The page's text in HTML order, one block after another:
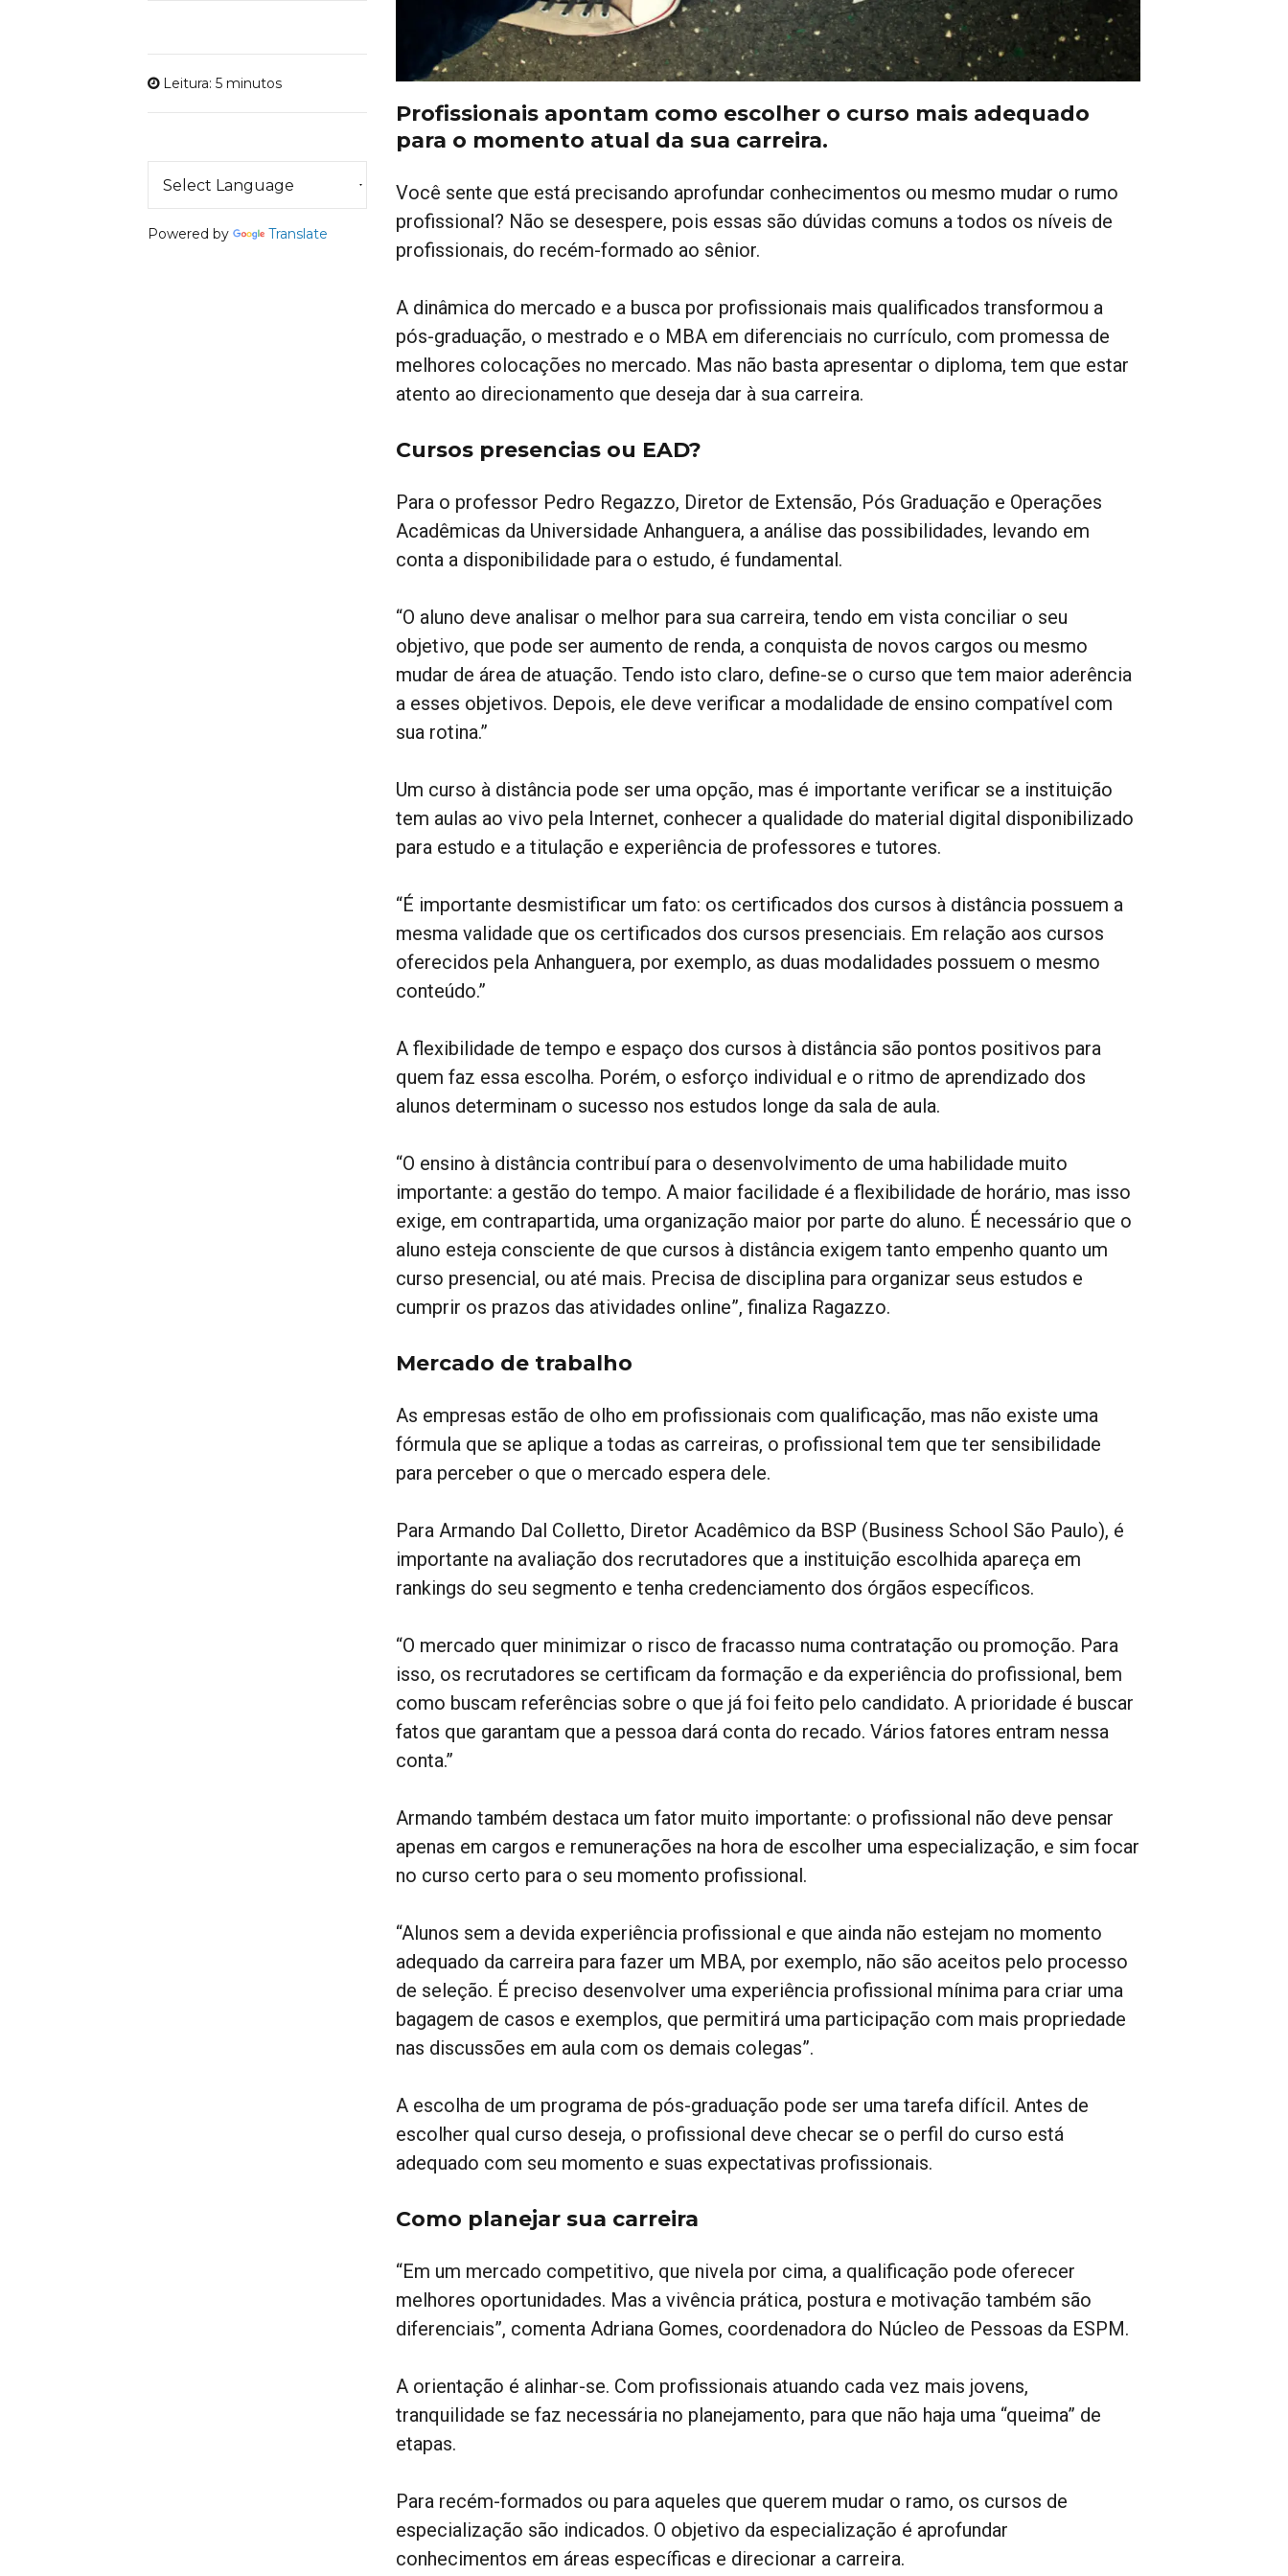
Leitura: 5 minutos
Powered by Translate
Profissionais apontam como escolher o curso mais adequado
para o momento atual da sua carreira.
Você sente que está precisando aprofundar conhecimentos ou mesmo mudar o rumo
profissional? Não se desespere, pois essas são dúvidas comuns a todos os níveis de
profissionais, do recém-formado ao sênior.
A dinâmica do mercado e a busca por profissionais mais qualificados transformou a
pós-graduação, o mestrado e o MBA em diferenciais no currículo, com promessa de
melhores colocações no mercado. Mas não basta apresentar o diploma, tem que estar
atento ao direcionamento que deseja dar à sua carreira.
Cursos presencias ou EAD?
Para o professor Pedro Regazzo, Diretor de Extensão, Pós Graduação e Operações
Acadêmicas da Universidade Anhanguera, a análise das possibilidades, levando em
conta a disponibilidade para o estudo, é fundamental.
“O aluno deve analisar o melhor para sua carreira, tendo em vista conciliar o seu
objetivo, que pode ser aumento de renda, a conquista de novos cargos ou mesmo
mudar de área de atuação. Tendo isto claro, define-se o curso que tem maior aderência
a esses objetivos. Depois, ele deve verificar a modalidade de ensino compatível com
sua rotina.”
Um curso à distância pode ser uma opção, mas é importante verificar se a instituição
tem aulas ao vivo pela Internet, conhecer a qualidade do material digital disponibilizado
para estudo e a titulação e experiência de professores e tutores.
“É importante desmistificar um fato: os certificados dos cursos à distância possuem a
mesma validade que os certificados dos cursos presenciais. Em relação aos cursos
oferecidos pela Anhanguera, por exemplo, as duas modalidades possuem o mesmo
conteúdo.”
A flexibilidade de tempo e espaço dos cursos à distância são pontos positivos para
quem faz essa escolha. Porém, o esforço individual e o ritmo de aprendizado dos
alunos determinam o sucesso nos estudos longe da sala de aula.
“O ensino à distância contribuí para o desenvolvimento de uma habilidade muito
importante: a gestão do tempo. A maior facilidade é a flexibilidade de horário, mas isso
exige, em contrapartida, uma organização maior por parte do aluno. É necessário que o
aluno esteja consciente de que cursos à distância exigem tanto empenho quanto um
curso presencial, ou até mais. Precisa de disciplina para organizar seus estudos e
cumprir os prazos das atividades online”, finaliza Ragazzo.
Mercado de trabalho
As empresas estão de olho em profissionais com qualificação, mas não existe uma
fórmula que se aplique a todas as carreiras, o profissional tem que ter sensibilidade
para perceber o que o mercado espera dele.
Para Armando Dal Colletto, Diretor Acadêmico da BSP (Business School São Paulo), é
importante na avaliação dos recrutadores que a instituição escolhida apareça em
rankings do seu segmento e tenha credenciamento dos órgãos específicos.
“O mercado quer minimizar o risco de fracasso numa contratação ou promoção. Para
isso, os recrutadores se certificam da formação e da experiência do profissional, bem
como buscam referências sobre o que já foi feito pelo candidato. A prioridade é buscar
fatos que garantam que a pessoa dará conta do recado. Vários fatores entram nessa
conta.”
Armando também destaca um fator muito importante: o profissional não deve pensar
apenas em cargos e remunerações na hora de escolher uma especialização, e sim focar
no curso certo para o seu momento profissional.
“Alunos sem a devida experiência profissional e que ainda não estejam no momento
adequado da carreira para fazer um MBA, por exemplo, não são aceitos pelo processo
de seleção. É preciso desenvolver uma experiência profissional mínima para criar uma
bagagem de casos e exemplos, que permitirá uma participação com mais propriedade
nas discussões em aula com os demais colegas”.
A escolha de um programa de pós-graduação pode ser uma tarefa difícil. Antes de
escolher qual curso deseja, o profissional deve checar se o perfil do curso está
adequado com seu momento e suas expectativas profissionais.
Como planejar sua carreira
“Em um mercado competitivo, que nivela por cima, a qualificação pode oferecer
melhores oportunidades. Mas a vivência prática, postura e motivação também são
diferenciais”, comenta Adriana Gomes, coordenadora do Núcleo de Pessoas da ESPM.
A orientação é alinhar-se. Com profissionais atuando cada vez mais jovens,
tranquilidade se faz necessária no planejamento, para que não haja uma “queima” de
etapas.
Para recém-formados ou para aqueles que querem mudar o ramo, os cursos de
especialização são indicados. O objetivo da especialização é aprofundar
conhecimentos em áreas específicas e direcionar a carreira.